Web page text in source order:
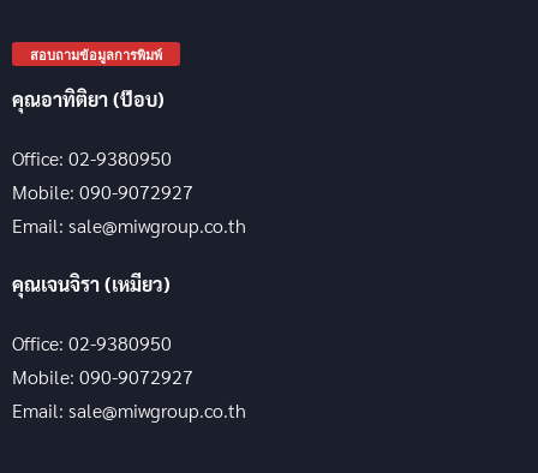
สอบถามข้อมูลการพิมพ์
คุณอาทิติยา (ป๊อบ)
Office: 02-9380950
Mobile: 090-9072927
Email: sale@miwgroup.co.th
คุณเจนจิรา (เหมียว)
Office: 02-9380950
Mobile: 090-9072927
Email: sale@miwgroup.co.th